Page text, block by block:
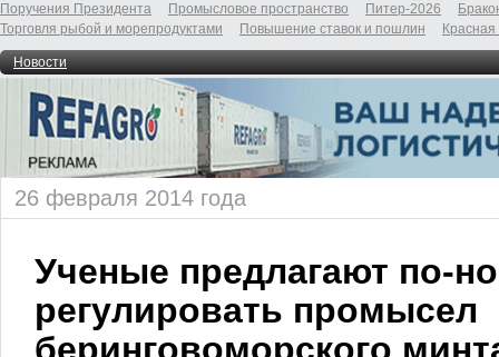
Поручения Президента
Промысловое пространство Питер-2026
Торговля рыбой и морепродуктами
Повышение ставок и пошлин
Новости
26 февраля 2014 года
Ученые предлагают по-
регулировать промысел